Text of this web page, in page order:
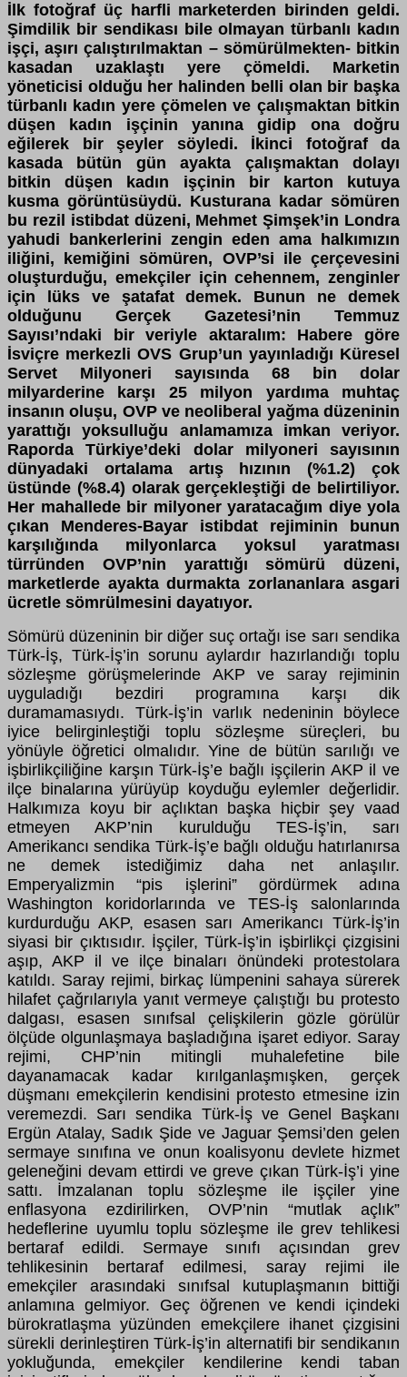
İlk fotoğraf üç harfli marketerden birinden geldi.
Şimdilik bir sendikası bile olmayan türbanlı kadın
işçi, aşırı çalıştırılmaktan – sömürülmekten- bitkin
kasadan uzaklaştı yere çömeldi. Marketin
yöneticisi olduğu her halinden belli olan bir başka
türbanlı kadın yere çömelen ve çalışmaktan bitkin
düşen kadın işçinin yanına gidip ona doğru
eğilerek bir şeyler söyledi. İkinci fotoğraf da
kasada bütün gün ayakta çalışmaktan dolayı
bitkin düşen kadın işçinin bir karton kutuya
kusma görüntüsüydü. Kusturana kadar sömüren
bu rezil istibdat düzeni, Mehmet Şimşek’in Londra
yahudi bankerlerini zengin eden ama halkımızın
iliğini, kemiğini sömüren, OVP’si ile çerçevesini
oluşturduğu, emekçiler için cehennem, zenginler
için lüks ve şatafat demek. Bunun ne demek
olduğunu Gerçek Gazetesi’nin Temmuz
Sayısı’ndaki bir veriyle aktaralım: Habere göre
İsviçre merkezli OVS Grup’un yayınladığı Küresel
Servet Milyoneri sayısında 68 bin dolar
milyarderine karşı 25 milyon yardıma muhtaç
insanın oluşu, OVP ve neoliberal yağma düzeninin
yarattığı yoksulluğu anlamamıza imkan veriyor.
Raporda Türkiye’deki dolar milyoneri sayısının
dünyadaki ortalama artış hızının (%1.2) çok
üstünde (%8.4) olarak gerçekleştiği de belirtiliyor.
Her mahallede bir milyoner yaratacağım diye yola
çıkan Menderes-Bayar istibdat rejiminin bunun
karşılığında milyonlarca yoksul yaratması
türründen OVP’nin yarattığı sömürü düzeni,
marketlerde ayakta durmakta zorlananlara asgari
ücretle sömrülmesini dayatıyor.
Sömürü düzeninin bir diğer suç ortağı ise sarı sendika
Türk-İş, Türk-İş’in sorunu aylardır hazırlandığı toplu
sözleşme görüşmelerinde AKP ve saray rejiminin
uyguladığı bezdiri programına karşı dik
duramamasıydı. Türk-İş’in varlık nedeninin böylece
iyice belirginleştiği toplu sözleşme süreçleri, bu
yönüyle öğretici olmalıdır. Yine de bütün sarılığı ve
işbirlikçiliğine karşın Türk-İş’e bağlı işçilerin AKP il ve
ilçe binalarına yürüyüp koyduğu eylemler değerlidir.
Halkımıza koyu bir açlıktan başka hiçbir şey vaad
etmeyen AKP’nin kurulduğu TES-İş’in, sarı
Amerikancı sendika Türk-İş’e bağlı olduğu hatırlanırsa
ne demek istediğimiz daha net anlaşılır.
Emperyalizmin “pis işlerini” gördürmek adına
Washington koridorlarında ve TES-İş salonlarında
kurdurduğu AKP, esasen sarı Amerikancı Türk-İş’in
siyasi bir çıktısıdır. İşçiler, Türk-İş’in işbirlikçi çizgisini
aşıp, AKP il ve ilçe binaları önündeki protestolara
katıldı. Saray rejimi, birkaç lümpenini sahaya sürerek
hilafet çağrılarıyla yanıt vermeye çalıştığı bu protesto
dalgası, esasen sınıfsal çelişkilerin gözle görülür
ölçüde olgunlaşmaya başladığına işaret ediyor. Saray
rejimi, CHP’nin mitingli muhalefetine bile
dayanamacak kadar kırılganlaşmışken, gerçek
düşmanı emekçilerin kendisini protesto etmesine izin
veremezdi. Sarı sendika Türk-İş ve Genel Başkanı
Ergün Atalay, Sadık Şide ve Jaguar Şemsi’den gelen
sermaye sınıfına ve onun koalisyonu devlete hizmet
geleneğini devam ettirdi ve greve çıkan Türk-İş’i yine
sattı. İmzalanan toplu sözleşme ile işçiler yine
enflasyona ezdirilirken, OVP’nin “mutlak açlık”
hedeflerine uyumlu toplu sözleşme ile grev tehlikesi
bertaraf edildi. Sermaye sınıfı açısından grev
tehlikesinin bertaraf edilmesi, saray rejimi ile
emekçiler arasındaki sınıfsal kutuplaşmanın bittiği
anlamına gelmiyor. Geç öğrenen ve kendi içindeki
bürokratlaşma yüzünden emekçilere ihanet çizgisini
sürekli derinleştiren Türk-İş’in alternatifi bir sendikanın
yokluğunda, emekçiler kendilerine kendi taban